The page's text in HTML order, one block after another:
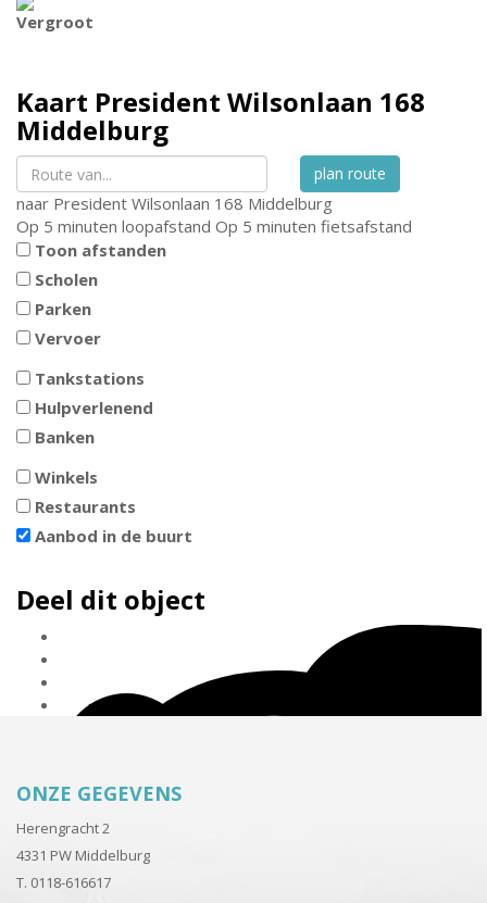
Vergroot
Kaart President Wilsonlaan 168
Middelburg
plan route
naar President Wilsonlaan 168 Middelburg
Op 5 minuten loopafstand Op 5 minuten fietsafstand
Toon afstanden
Scholen
Parken
Vervoer
Tankstations
Hulpverlenend
Banken
Winkels
Restaurants
Aanbod in de buurt
Deel dit object
ONZE GEGEVENS
Herengracht 2
4331 PW Middelburg
T. 0118-616617